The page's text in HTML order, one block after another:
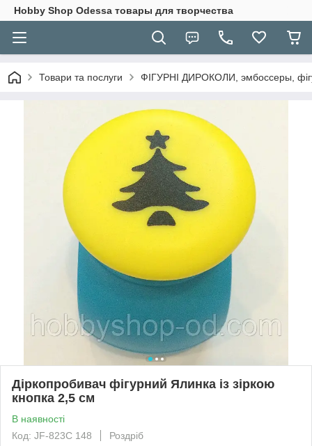
Hobbу Shop Odessa товары для творчества
Товари та послуги ФІГУРНІ ДИРОКОЛИ, эмбоссеры,
Діркопробивач фігурний Ялинка із зіркою
кнопка 2,5 см
В наявності
Код: JF-823C 148
Роздріб